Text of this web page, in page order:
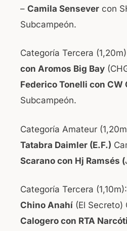
– Camila Sensever con
Subcampeón.
Categoría Tercera
con Aromos Big Bay
Federico Tonelli con CW
Subcampeón.
Categoría Amateur
Tatabra Daimler (E.F.)
Scarano con Hj Ramsés (
Categoría Tercera (1,10m):
Chino Anahí (El Secreto)
Calogero con RTA